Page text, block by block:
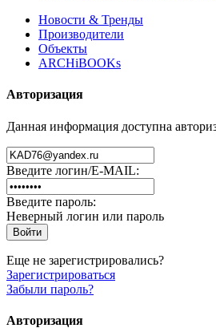
Новости & Тренды
Производители
Объекты
ARCHiBOOKs
Авторизация
Данная информация доступна
Введите логин/E-MAIL:
Введите пароль:
Неверный логин или пароль
Еще не зарегистрировались?
Зарегистрироваться
Забыли пароль?
Авторизация